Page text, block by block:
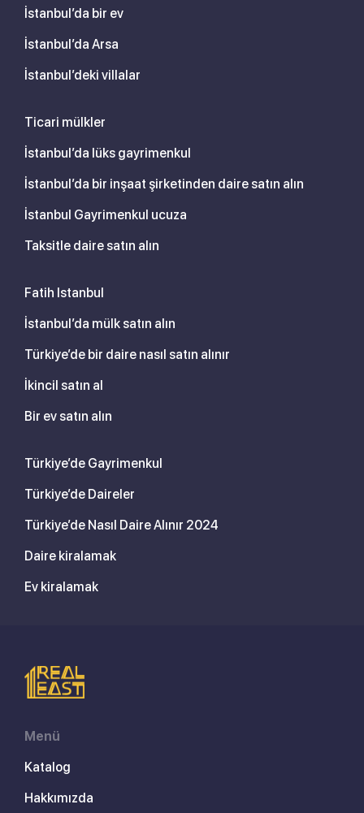
İstanbul’da bir ev
İstanbul’da Arsa
İstanbul’deki villalar
Ticari mülkler
İstanbul’da lüks gayrimenkul
İstanbul’da bir inşaat şirketinden daire satın alın
İstanbul Gayrimenkul ucuza
Taksitle daire satın alın
Fatih Istanbul
İstanbul’da mülk satın alın
Türkiye’de bir daire nasıl satın alınır
İkincil satın al
Bir ev satın alın
Türkiye’de Gayrimenkul
Türkiye’de Daireler
Türkiye’de Nasıl Daire Alınır 2024
Daire kiralamak
Ev kiralamak
Menü
Katalog
Hakkımızda